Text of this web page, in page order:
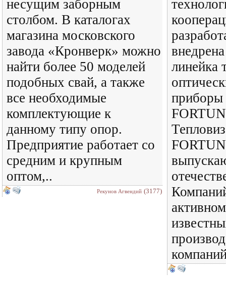
несущим заборным
столбом. В каталогах
магазина московского
завода «Кронверк» можно
найти более 50 моделей
подобных свай, а также
все необходимые
комплектующие к
данному типу опор.
Предприятие работает со
средним и крупным
оптом,..
Рекунов Агвендий (3177)
линейка
приборы